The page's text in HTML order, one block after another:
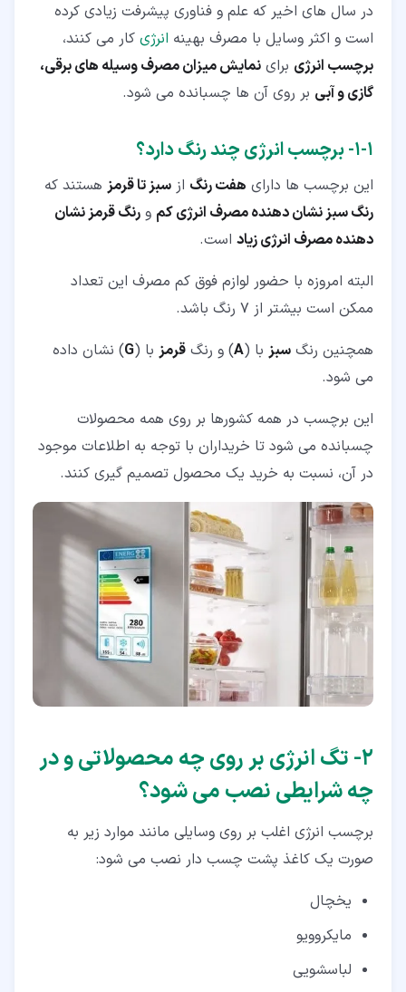
در سال های اخیر که علم و فناوری پیشرفت زیادی کرده
است و اکثر وسایل با مصرف بهینه انرژی کار می کنند،
برچسب انرژی برای نمایش میزان مصرف وسیله های برقی،
گازی و آبی بر روی آن ها چسبانده می شود.
۱‏-‏۱‏- برچسب انرژی چند رنگ دارد؟
این برچسب ها دارای هفت رنگ از سبز تا قرمز هستند که
رنگ سبز نشان دهنده مصرف انرژی کم و رنگ قرمز نشان
دهنده مصرف انرژی زیاد است.
البته امروزه با حضور لوازم فوق کم مصرف این تعداد
ممکن است بیشتر از 7 رنگ باشد.
همچنین رنگ سبز با (A) و رنگ قرمز با (G) نشان داده
می شود.
این برچسب در همه کشورها بر روی همه محصولات
چسبانده می شود تا خریداران با توجه به اطلاعات موجود
در آن، نسبت به خرید یک محصول تصمیم گیری کنند.
۲‏- تگ انرژی بر روی چه محصولاتی و در
چه شرایطی نصب می شود؟
برچسب انرژی اغلب بر روی وسایلی مانند موارد زیر به
صورت یک کاغذ پشت چسب دار نصب می شود:
یخچال
مایکروویو
لباسشویی